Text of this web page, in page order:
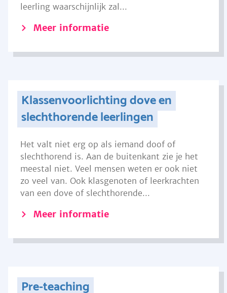
leerling waarschijnlijk zal...
Meer informatie
Klassenvoorlichting dove en
slechthorende leerlingen
Het valt niet erg op als iemand doof of
slechthorend is. Aan de buitenkant zie je het
meestal niet. Veel mensen weten er ook niet
zo veel van. Ook klasgenoten of leerkrachten
van een dove of slechthorende...
Meer informatie
Pre-teaching